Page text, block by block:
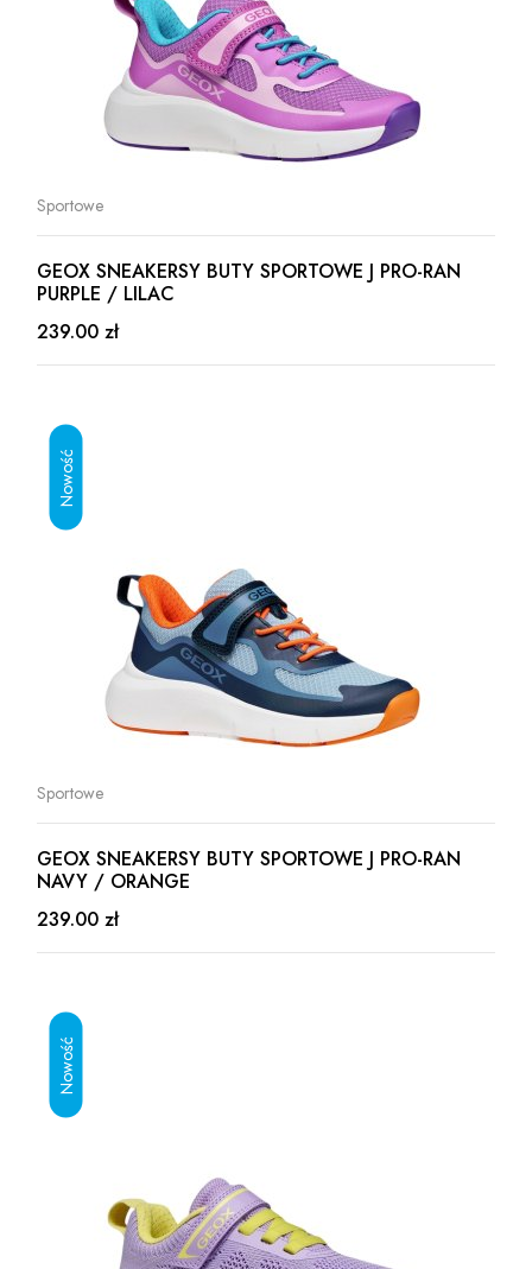
Sportowe
GEOX SNEAKERSY BUTY SPORTOWE J PRO-RAN
PURPLE / LILAC
239.00 zł
Sportowe
GEOX SNEAKERSY BUTY SPORTOWE J PRO-RAN
NAVY / ORANGE
239.00 zł